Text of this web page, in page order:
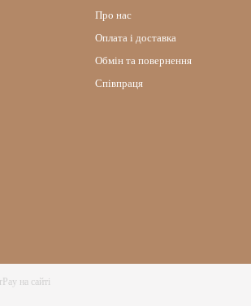
Про нас
Оплата і доставка
Обмін та повернення
Співпраця